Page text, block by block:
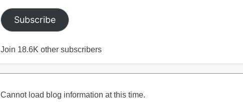
Subscribe
Join 18.6K other subscribers
Cannot load blog information at this time.